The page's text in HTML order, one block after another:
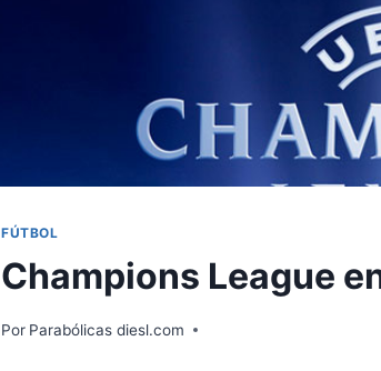
FÚTBOL
Champions League
Por Parabólicas diesl.com